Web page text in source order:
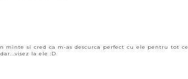
minte si cred ca m-as descurca perfect cu ele pentru tot ce
la ele :D